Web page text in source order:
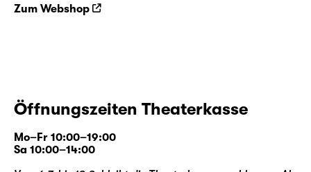
Zum Webshop
Öffnungszeiten Theaterkasse
Mo–Fr 10:00–19:00
Sa 10:00–14:00